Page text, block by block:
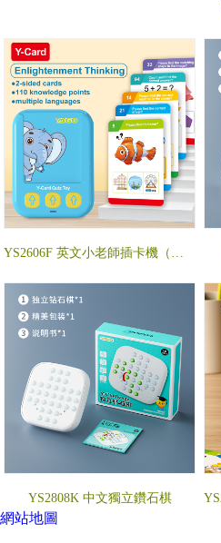
YS2606F 英文小老師插卡機（配55張卡片）
YS2808K 中文獨立鑽石棋
網站地圖